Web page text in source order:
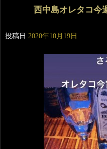
西中島オレタコ今
投稿日 2020年10月19日